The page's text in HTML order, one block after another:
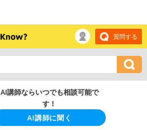
質問する
AI講師ならいつでも相談可能で
す！
AI講師に聞く